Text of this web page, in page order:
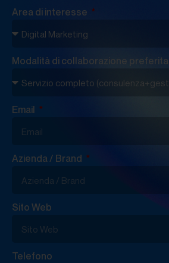
Area di interesse
Modalità di collaborazione preferita
Email
Azienda / Brand
Sito Web
Telefono